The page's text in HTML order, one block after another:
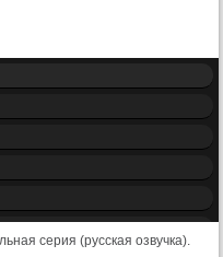
серия (русская озвучка).